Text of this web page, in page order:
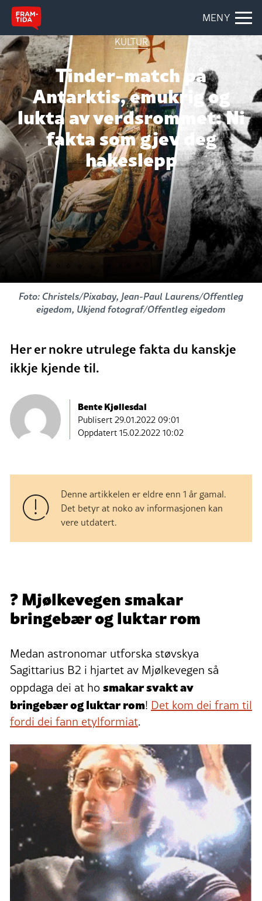
MENY
KULTUR
Tinder-match på
Antarktis, emukrig og
lukta av verdsrommet: Ni
fakta som gjev deg
hakeslepp
Foto: Christels/Pixabay, Jean-Paul Laurens/Offentleg
eigedom, Ukjend fotograf/Offentleg eigedom
Her er nokre utrulege fakta du kanskje
ikkje kjende til.
Bente Kjøllesdal
Publisert29.01.2022 09:01
Oppdatert 15.02.2022 10:02
Denne artikkelen er eldre enn 1 år gamal.
Det betyr at noko av informasjonen kan
vere utdatert.
? Mjølkevegen smakar
bringebær og luktar rom
Medan astronomar utforska støvskya
Sagittarius B2 i hjartet av Mjølkevegen så
oppdaga dei at hosmakar svakt av
bringebær og luktar rom! Det kom dei fram til
fordi dei fann etylformiat.